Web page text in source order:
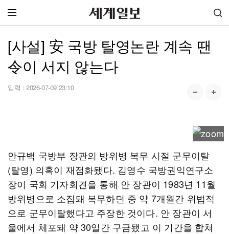
[사설] 安 국방 탈영논란 계속 땐
令이 서지 않는다
입력 : 2026-07-09 23:10
안규백 국방부 장관의 방위병 복무 시절 군무이탈
(탈영) 의혹이 재점화됐다. 김영수 국방권익연구소
장이 국회 기자회견을 통해 안 장관이 1983년 11월
방위병으로 소집돼 복무하던 중 약 7개월간 위법적
으로 군무이탈했다고 주장한 것이다. 안 장관이 서
울에서 체포돼 약 30일간 구금됐고 이 기간을 합쳐